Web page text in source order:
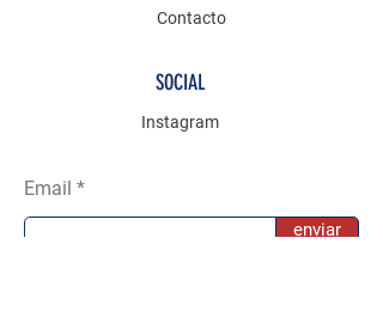
Contacto
SOCIAL
Instagram
Email
enviar